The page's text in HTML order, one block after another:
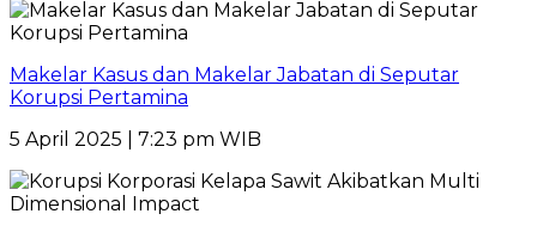
Makelar Kasus dan Makelar Jabatan di Seputar
Korupsi Pertamina
5 April 2025 | 7:23 pm WIB